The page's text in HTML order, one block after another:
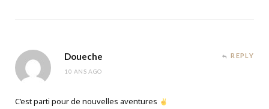
Doueche
10 ANS AGO
REPLY
C’est parti pour de nouvelles aventures